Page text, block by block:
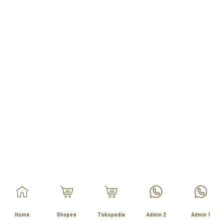
Home Shopee Tokopedia Admin 2 Admin 1